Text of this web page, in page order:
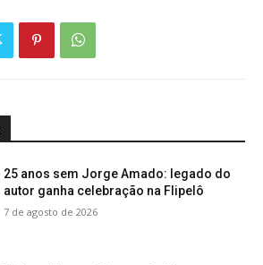
25 anos sem Jorge Amado: legado do
autor ganha celebração na Flipelô
7 de agosto de 2026